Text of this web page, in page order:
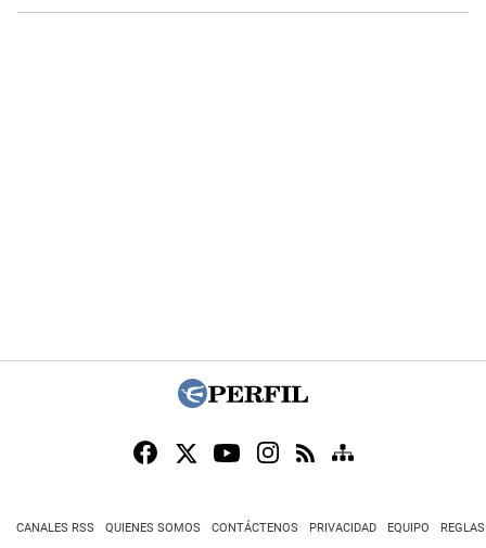
CANALES RSS QUIENES SOMOS CONTÁCTENOS PRIVACIDAD EQUIPO